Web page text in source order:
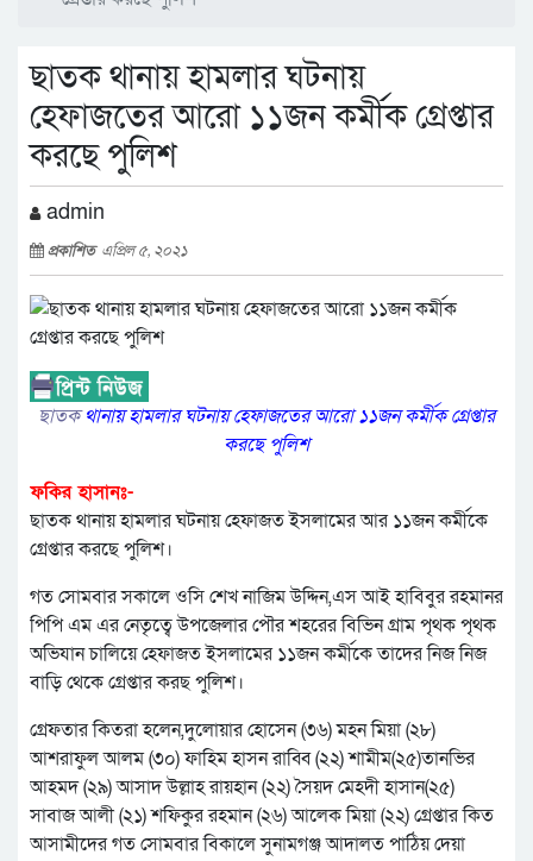
ছাতক থানায় হামলার ঘটনায়
হেফাজতের আরো ১১জন কর্মীক গ্রেপ্তার
করছে পুলিশ
admin
প্রকাশিত এপ্রিল ৫, ২০২১
ছাতকথানায় হামলার ঘটনায় হেফাজতের আরো ১১জন কর্মীক গ্রেপ্তার
করছে পুলিশ
ফকির হাসানঃ-
ছাতক থানায় হামলার ঘটনায় হেফাজত ইসলামের আর ১১জন কর্মীকে
গ্রেপ্তার করছে পুলিশ।
গত সোমবার সকালে ওসি শেখ নাজিম উদ্দিন,এস আই হাবিবুর রহমানর
পিপি এম এর নেতৃত্বে উপজেলার পৌর শহরের বিভিন গ্রাম পৃথক পৃথক
অভিযান চালিয়ে হেফাজত ইসলামের ১১জন কর্মীকে তাদের নিজ নিজ
বাড়ি থেকে গ্রেপ্তার করছ পুলিশ।
গ্রেফতার কিতরা হলেন,দুলোয়ার হোসেন (৩৬) মহন মিয়া (২৮)
আশরাফুল আলম (৩০) ফাহিম হাসন রাব্বি (২২) শামীম(২৫)তানভির
আহমদ (২৯) আসাদ উল্লাহ রায়হান (২২) সৈয়দ মেহদী হাসান(২৫)
সাবাজ আলী (২১) শফিকুর রহমান (২৬) আলেক মিয়া (২২) গ্রেপ্তার কিত
আসামীদের গত সোমবার বিকালে সুনামগঞ্জ আদালত পাঠিয় দেয়া